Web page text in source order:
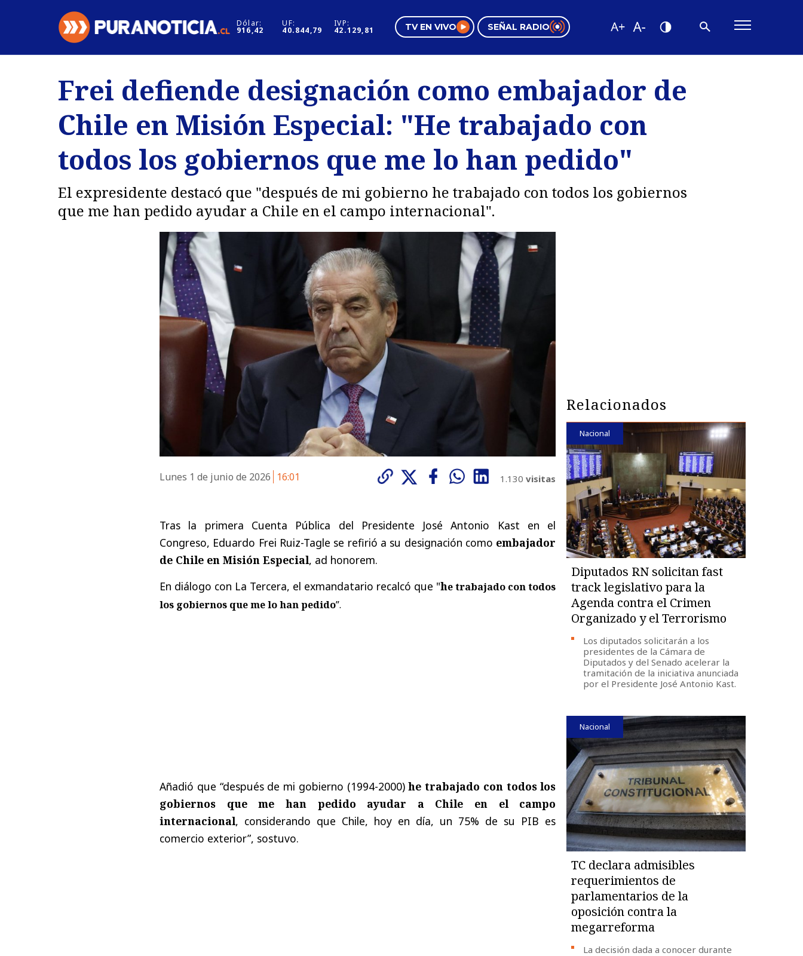
Dólar:
916,42
UF:
40.844,79
IVP:
42.129,81 TV EN VIVO SEÑAL RADIO
Regiones
Deportes
Internacional
Motores
Negocios
Pura Mujer
Tendencias
Videos
Frei defiende designación como embajador de
Chile en Misión Especial: "He trabajado con
todos los gobiernos que me lo han pedido"
El expresidente destacó que "después de mi gobierno he trabajado con todos los gobiernos
que me han pedido ayudar a Chile en el campo internacional".
Lunes 1 de junio de 2026 16:01 1.130 visitas
Tras la primera Cuenta Pública del Presidente José Antonio Kast en el
Congreso, Eduardo Frei Ruiz-Tagle se refirió a su designación como embajador
de Chile en Misión Especial, ad honorem.
En diálogo con La Tercera, el exmandatario recalcó que "he trabajado con todos
los gobiernos que me lo han pedido”.
Añadió que “después de mi gobierno (1994-2000)he trabajado con todos los
gobiernos que me han pedido ayudar a Chile en el campo
internacional, considerando que Chile, hoy en día, un 75% de su PIB es
comercio exterior”, sostuvo.
Relacionados
Nacional
Diputados RN solicitan fast
track legislativo para la
Agenda contra el Crimen
Organizado y el Terrorismo
Los diputados solicitarán a los
presidentes de la Cámara de
Diputados y del Senado acelerar la
tramitación de la iniciativa anunciada
por el Presidente José Antonio Kast.
Nacional
TC declara admisibles
requerimientos de
parlamentarios de la
oposición contra la
megarreforma
La decisión dada a conocer durante